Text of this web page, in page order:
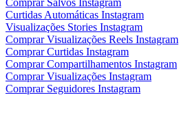
Comprar Salvos Instagram
Curtidas Automáticas Instagram
Visualizações Stories Instagram
Comprar Visualizações Reels Instagram
Comprar Curtidas Instagram
Comprar Compartilhamentos Instagram
Comprar Visualizações Instagram
Comprar Seguidores Instagram